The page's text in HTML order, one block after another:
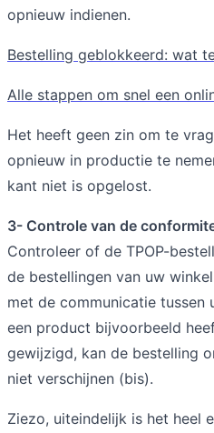
opnieuw indienen.
Bestelling geblokkeerd: wat
Alle stappen om snel een
Het heeft geen zin om te
opnieuw in productie te
kant niet is opgelost.
3- Controle van de
Controleer of de TPOP-
de bestellingen van uw
met de communicatie tussen
een product bijvoorbeeld
gewijzigd, kan de bestelling
niet verschijnen (bis).
Ziezo, uiteindelijk is het heel